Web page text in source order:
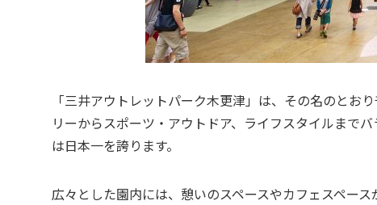
「三井アウトレットパーク木更津」は、その名のとお
リーからスポーツ・アウトドア、ライフスタイルまで
は日本一を誇ります。
広々とした園内には、憩いのスペースやカフェスペー